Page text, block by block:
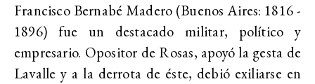
Francisco Bernabé Madero (Buenos Aires: 1816 -
1896) fue un destacado militar, político y
empresario. Opositor de Rosas, apoyó la gesta de
Lavalle y a la derrota de éste, debió exiliarse en